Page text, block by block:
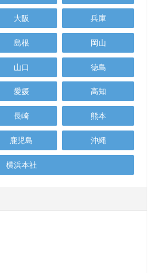
大阪 兵庫
島根 岡山
山口 徳島
愛媛 高知
長崎 熊本
鹿児島 沖縄
横浜本社